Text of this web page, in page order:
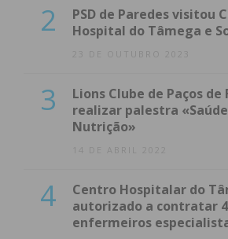
2
PSD de Paredes visitou
Hospital do Tâmega e
23 DE OUTUBRO 2023
3
Lions Clube de Paços
realizar palestra
Nutrição»
14 DE ABRIL 2022
4
Centro Hospitalar do
autorizado a contratar
enfermeiros